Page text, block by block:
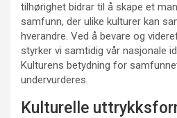
tilhørighet bidrar til å skape et
samfunn, der ulike kulturer kan
hverandre. Ved å bevare og
styrker vi samtidig vår nasjonale
Kulturens betydning for
undervurderes.
Kulturelle